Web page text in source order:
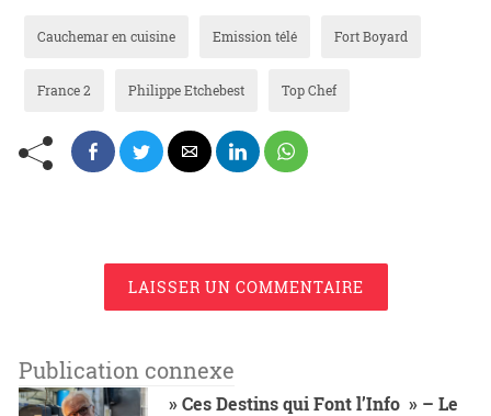
Cauchemar en cuisine Emission télé Fort Boyard
France 2 Philippe Etchebest Top Chef
LAISSER UN COMMENTAIRE
Publication connexe
» Ces Destins qui Font l’Info » – Le